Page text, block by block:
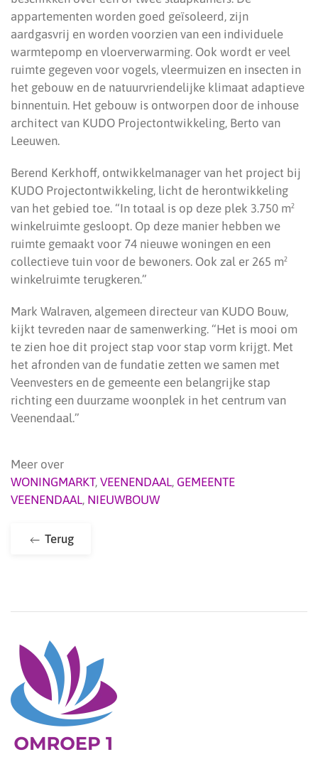
appartementen worden goed geïsoleerd, zijn
aardgasvrij en worden voorzien van een individuele
warmtepomp en vloerverwarming. Ook wordt er veel
ruimte gegeven voor vogels, vleermuizen en insecten in
het gebouw en de natuurvriendelijke klimaat adaptieve
binnentuin. Het gebouw is ontworpen door de inhouse
architect van KUDO Projectontwikkeling, Berto van
Leeuwen.
Berend Kerkhoff, ontwikkelmanager van het project bij
KUDO Projectontwikkeling, licht de herontwikkeling
van het gebied toe. “In totaal is op deze plek 3.750 m²
winkelruimte gesloopt. Op deze manier hebben we
ruimte gemaakt voor 74 nieuwe woningen en een
collectieve tuin voor de bewoners. Ook zal er 265 m²
winkelruimte terugkeren.”
Mark Walraven, algemeen directeur van KUDO Bouw,
kijkt tevreden naar de samenwerking. “Het is mooi om
te zien hoe dit project stap voor stap vorm krijgt. Met
het afronden van de fundatie zetten we samen met
Veenvesters en de gemeente een belangrijke stap
richting een duurzame woonplek in het centrum van
Veenendaal.”
Meer over
WONINGMARKT, VEENENDAAL, GEMEENTE
VEENENDAAL, NIEUWBOUW
Terug